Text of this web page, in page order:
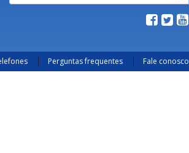
Perguntas frequentes Fale conosco